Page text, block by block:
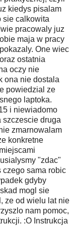
kiedys pisalam
sie calkowita
pracowaly juz
maja w pracy
One wiec
ostatnia
oczy nie
ona nie dostala
powiedzial ze
laptoka.
i niewiadomo
szczescie druga
zmarnowalam
konkretne
"zdac"
czego sama robic
gdyby
mogl sie
ze od wielu lat nie
nam pomoc,
:O Instrukcja